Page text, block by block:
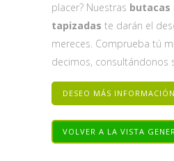
placer? Nuestras butacas
tapizadas te darán el
mereces. Comprueba tú
decimos, consultándonos
DESEO MÁS INFORMACIÓN
VOLVER A LA VISTA